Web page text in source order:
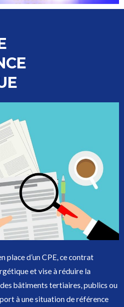
place d’un CPE, ce contrat
et vise à réduire la
bâtiments tertiaires, publics ou
à une situation de référence